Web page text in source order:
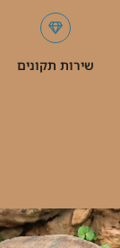
שירות תקונים